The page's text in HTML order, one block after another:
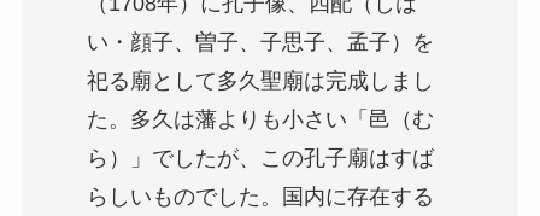
い・顔子、曽子、子思子、孟子）を
祀る廟として多久聖廟は完成しまし
た。多久は藩よりも小さい「邑（む
ら）」でしたが、この孔子廟はすば
らしいものでした。国内に存在する